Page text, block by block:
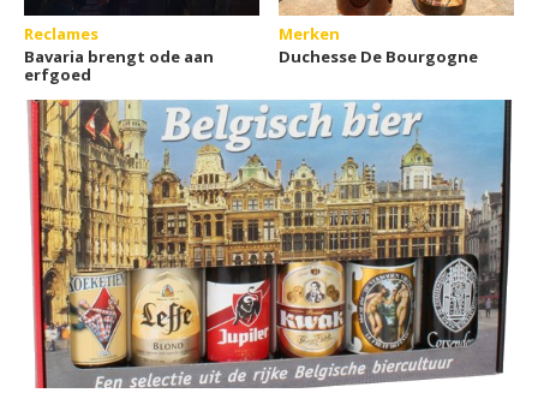
Reclames
Bavaria brengt ode aan
erfgoed
Merken
Duchesse De Bourgogne